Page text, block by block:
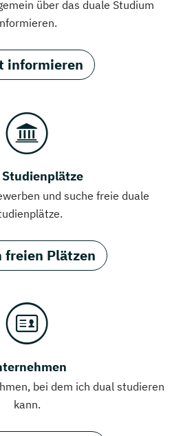
über das duale Studium
informieren
Studienplätze
und suche freie duale
freien Plätzen
bei dem ich dual studieren
kann.